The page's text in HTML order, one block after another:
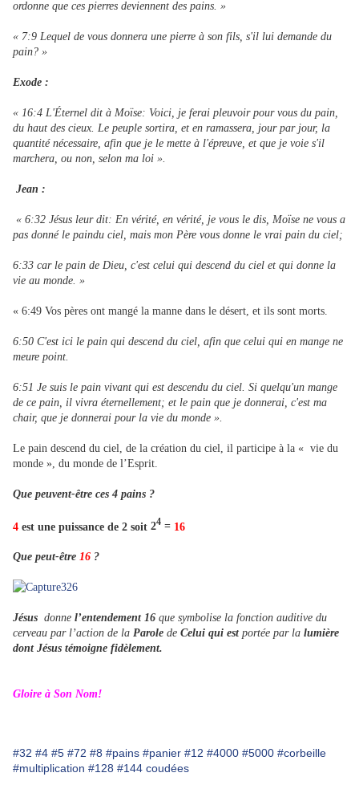
ordonne que ces pierres deviennent des pains. »
« 7:9 Lequel de vous donnera une pierre à son fils, s'il lui demande du
pain? »
Exode :
« 16:4 L'Éternel dit à Moïse: Voici, je ferai pleuvoir pour vous du pain,
du haut des cieux. Le peuple sortira, et en ramassera, jour par jour, la
quantité nécessaire, afin que je le mette à l'épreuve, et que je voie s'il
marchera, ou non, selon ma loi ».
Jean :
« 6:32 Jésus leur dit: En vérité, en vérité, je vous le dis, Moïse ne vous a
pas donné le paindu ciel, mais mon Père vous donne le vrai pain du ciel;
6:33 car le pain de Dieu, c'est celui qui descend du ciel et qui donne la
vie au monde. »
« 6:49 Vos pères ont mangé la manne dans le désert, et ils sont morts.
6:50 C'est ici le pain qui descend du ciel, afin que celui qui en mange ne
meure point.
6:51 Je suis le pain vivant qui est descendu du ciel. Si quelqu'un mange
de ce pain, il vivra éternellement; et le pain que je donnerai, c'est ma
chair, que je donnerai pour la vie du monde ».
Le pain descend du ciel, de la création du ciel, il participe à la « vie du
monde », du monde de l’Esprit.
Que peuvent-être ces 4 pains ?
4 est une puissance de 2 soit 24 = 16
Que peut-être 16 ?
Jésus donne l’entendement 16 que symbolise la fonction auditive du
cerveau par l’action de la Parole de Celui qui est portée par la lumière
dont Jésus témoigne fidèlement.
Gloire à Son Nom!
#32 #4 #5 #72 #8 #pains #panier #12 #4000 #5000 #corbeille
#multiplication #128 #144 coudées